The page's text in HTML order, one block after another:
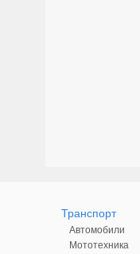
Транспорт
Автомобили
Мототехника